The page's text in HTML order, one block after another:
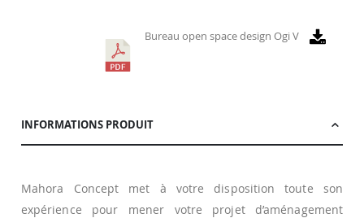
Bureau open space design Ogi V
INFORMATIONS PRODUIT
Mahora Concept met à votre disposition toute son
expérience pour mener votre projet d’aménagement